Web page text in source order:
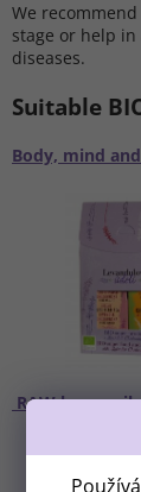
We
stage or help
diseases.
Suitable
Body, mind
RAW hemp oil